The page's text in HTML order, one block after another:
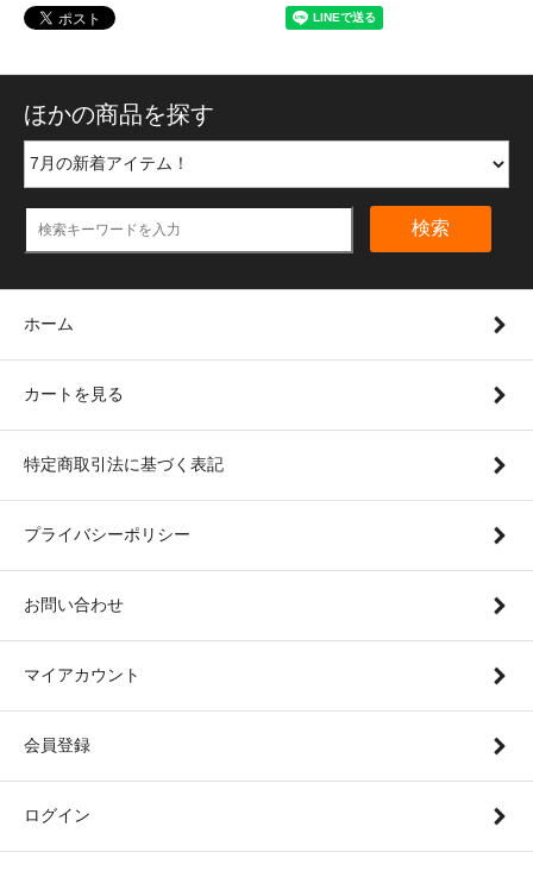
ほかの商品を探す
検索
ホーム
カートを見る
特定商取引法に基づく表記
プライバシーポリシー
お問い合わせ
マイアカウント
会員登録
ログイン